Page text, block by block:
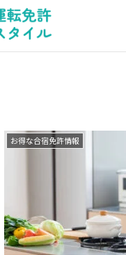
お得な合宿免許情報